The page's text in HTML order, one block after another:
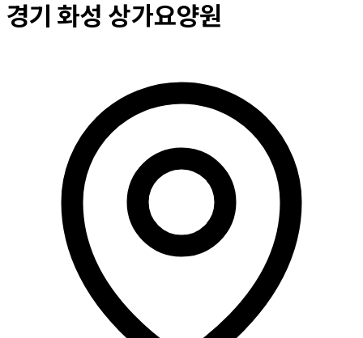
경기 화성 상가요양원